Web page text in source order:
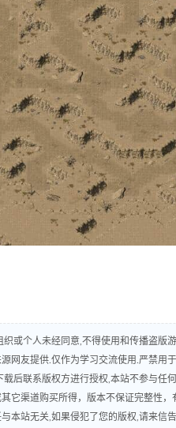
或个人未经同意,不得使用和传播盗版
网友提供.仅作为学习交流使用.严禁用
后联系版权方进行授权,本站不参与任
它渠道购买所得，版本不保证完整性，
本站无关,如果侵犯了您的版权,请来信